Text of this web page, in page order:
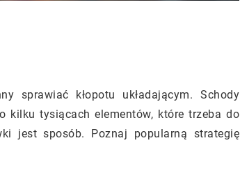
sprawiać kłopotu układającym. Schody
tysiącach elementów, które trzeba do
jest sposób. Poznaj popularną strategię